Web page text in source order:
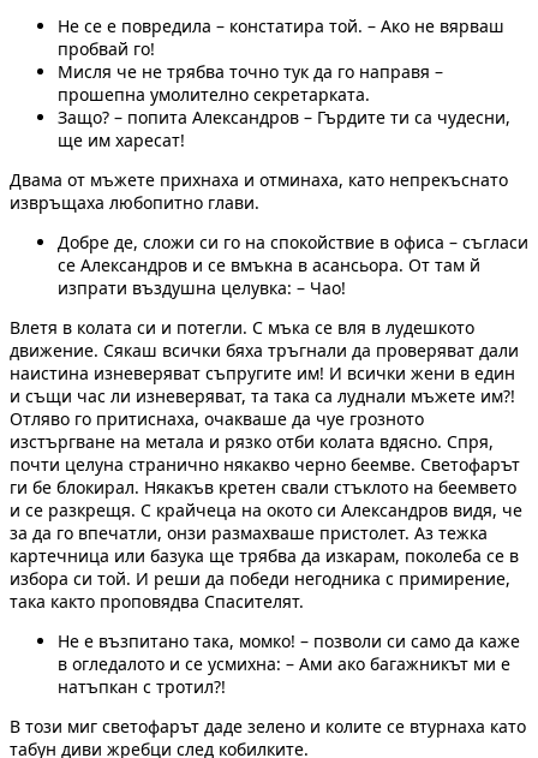
Не се е повредила – констатира той. – Ако не вярваш
пробвай го!
Мисля че не трябва точно тук да го направя –
прошепна умолително секретарката.
Защо? – попита Александров – Гърдите ти са чудесни,
ще им харесат!
Двама от мъжете прихнаха и отминаха, като непрекъснато
извръщаха любопитно глави.
Добре де, сложи си го на спокойствие в офиса – съгласи
се Александров и се вмъкна в асансьора. От там й
изпрати въздушна целувка: – Чао!
Влетя в колата си и потегли. С мъка се вля в лудешкото
движение. Сякаш всички бяха тръгнали да проверяват дали
наистина изневеряват съпругите им! И всички жени в един
и същи час ли изневеряват, та така са луднали мъжете им?!
Отляво го притиснаха, очакваше да чуе грозното
изстъргване на метала и рязко отби колата вдясно. Спря,
почти целуна странично някакво черно беемве. Светофарът
ги бе блокирал. Някакъв кретен свали стъклото на беемвето
и се разкрещя. С крайчеца на окото си Александров видя, че
за да го впечатли, онзи размахваше пристолет. Аз тежка
картечница или базука ще трябва да изкарам, поколеба се в
избора си той. И реши да победи негодника с примирение,
така както проповядва Спасителят.
Не е възпитано така, момко! – позволи си само да каже
в огледалото и се усмихна: – Ами ако багажникът ми е
натъпкан с тротил?!
В този миг светофарът даде зелено и колите се втурнаха като
табун диви жребци след кобилките.